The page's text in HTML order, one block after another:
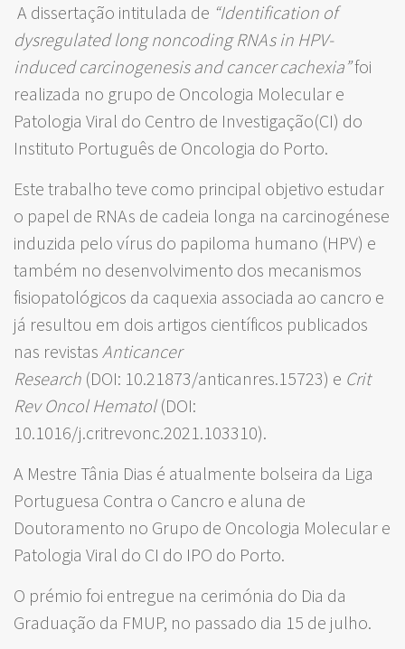
A dissertação intitulada de “Identification of
dysregulated long noncoding RNAs in HPV-
induced carcinogenesis and cancer cachexia”foi
realizada no grupo de Oncologia Molecular e
Patologia Viral do Centro de Investigação(CI) do
Instituto Português de Oncologia do Porto.
Este trabalho teve como principal objetivo estudar
o papel de RNAs de cadeia longa na carcinogénese
induzida pelo vírus do papiloma humano (HPV) e
também no desenvolvimento dos mecanismos
fisiopatológicos da caquexia associada ao cancro e
já resultou em dois artigos científicos publicados
nas revistas Anticancer
Research (DOI: 10.21873/anticanres.15723) e Crit
Rev Oncol Hematol(DOI:
10.1016/j.critrevonc.2021.103310).
A Mestre Tânia Dias é atualmente bolseira da Liga
Portuguesa Contra o Cancro e aluna de
Doutoramento no Grupo de Oncologia Molecular e
Patologia Viral do CI do IPO do Porto.
O prémio foi entregue na cerimónia do Dia da
Graduação da FMUP, no passado dia 15 de julho.